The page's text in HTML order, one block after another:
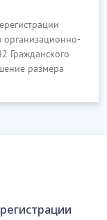
организационно-
Гражданского
размера